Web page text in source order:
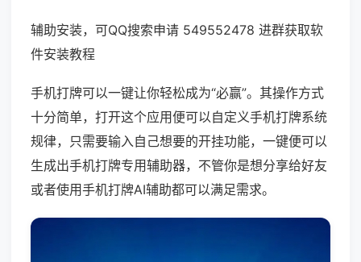
辅助安装，可QQ搜索申请 549552478 进群获取软
件安装教程
手机打牌可以一键让你轻松成为“必赢”。其操作方式
十分简单，打开这个应用便可以自定义手机打牌系统
规律，只需要输入自己想要的开挂功能，一键便可以
生成出手机打牌专用辅助器，不管你是想分享给好友
或者使用手机打牌AI辅助都可以满足需求。